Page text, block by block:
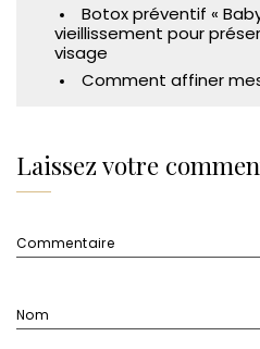
Botox préventif «
vieillissement pour
visage
Comment affiner
Laissez votre
Commentaire
Nom